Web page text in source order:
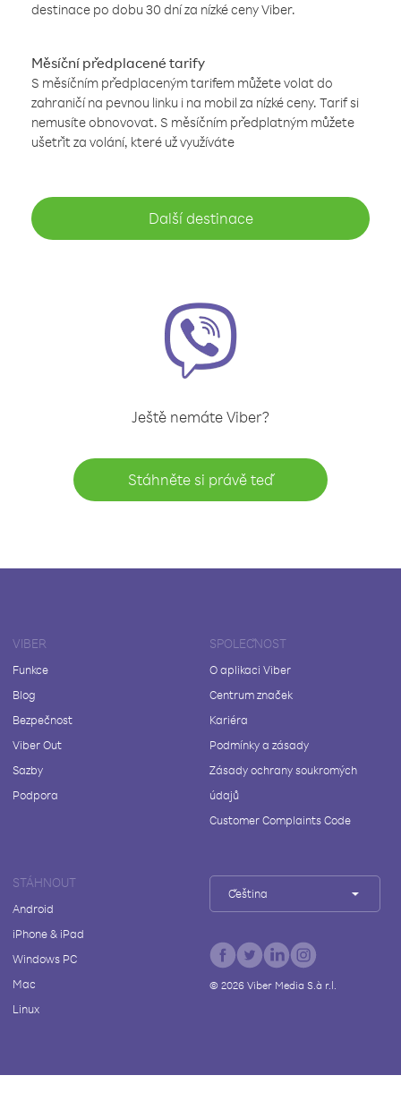
destinace po dobu 30 dní za nízké ceny Viber.
Měsíční předplacené tarify
S měsíčním předplaceným tarifem můžete volat do
zahraničí na pevnou linku i na mobil za nízké ceny. Tarif si
nemusíte obnovovat. S měsíčním předplatným můžete
ušetřit za volání, které už využíváte
Další destinace
Ještě nemáte Viber?
Stáhněte si právě teď
VIBER
Funkce
Blog
Bezpečnost
Viber Out
Sazby
Podpora
SPOLEČNOST
O aplikaci Viber
Centrum značek
Kariéra
Podmínky a zásady
Zásady ochrany soukromých
údajů
Customer Complaints Code
STÁHNOUT
Android
iPhone & iPad
Windows PC
Mac
Linux
Čeština
© 2026Viber Media S.à r.l.